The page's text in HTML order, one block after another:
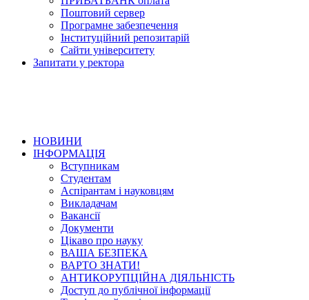
Поштовий сервер
Програмне забезпечення
Інституційний репозитарій
Сайти університету
Запитати у ректора
НОВИНИ
ІНФОРМАЦІЯ
Вступникам
Студентам
Аспірантам і науковцям
Викладачам
Вакансії
Документи
Цікаво про науку
ВАША БЕЗПЕКА
ВАРТО ЗНАТИ!
АНТИКОРУПЦІЙНА ДІЯЛЬНІСТЬ
Доступ до публічної інформації